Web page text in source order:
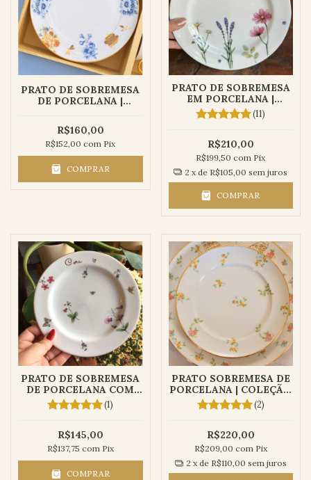
PRATO DE SOBREMESA
DE PORCELANA |
R$160,00
R$152,00com Pix
COMPRAR
PRATO DE SOBREMESA
EM PORCELANA |
COLEÇÃO FLORES
(11)
R$210,00
R$199,50com Pix
2 x de R$105,00 sem juros
COMPRAR
PRATO DE SOBREMESA
DE PORCELANA COM
NOME PERSONALIZADO
- COLEÇÃO DELICADA
(1)
R$145,00
R$137,75 com Pix
COMPRAR
PRATO SOBREMESA DE
PORCELANA | COLEÇÃO
AURORA(2)
R$220,00
R$209,00 com Pix
2 x de R$110,00 sem juros